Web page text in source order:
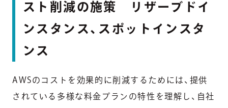
スト削減の施策 リザーブドイ
ンスタンス、スポットインスタ
ンス
AWSのコストを効果的に削減するためには、提供
されている多様な料金プランの特性を理解し、自社